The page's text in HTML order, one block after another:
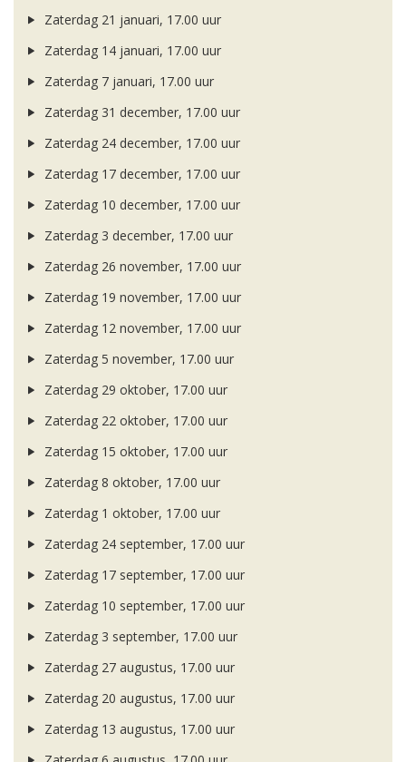
Zaterdag 21 januari, 17.00 uur
Zaterdag 14 januari, 17.00 uur
Zaterdag 7 januari, 17.00 uur
Zaterdag 31 december, 17.00 uur
Zaterdag 24 december, 17.00 uur
Zaterdag 17 december, 17.00 uur
Zaterdag 10 december, 17.00 uur
Zaterdag 3 december, 17.00 uur
Zaterdag 26 november, 17.00 uur
Zaterdag 19 november, 17.00 uur
Zaterdag 12 november, 17.00 uur
Zaterdag 5 november, 17.00 uur
Zaterdag 29 oktober, 17.00 uur
Zaterdag 22 oktober, 17.00 uur
Zaterdag 15 oktober, 17.00 uur
Zaterdag 8 oktober, 17.00 uur
Zaterdag 1 oktober, 17.00 uur
Zaterdag 24 september, 17.00 uur
Zaterdag 17 september, 17.00 uur
Zaterdag 10 september, 17.00 uur
Zaterdag 3 september, 17.00 uur
Zaterdag 27 augustus, 17.00 uur
Zaterdag 20 augustus, 17.00 uur
Zaterdag 13 augustus, 17.00 uur